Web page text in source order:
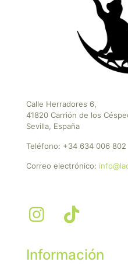
Calle Herradores 6,
41820 Carrión de los
Sevilla, España
Teléfono: +34 634 006 802
Correo electrónico:
Información